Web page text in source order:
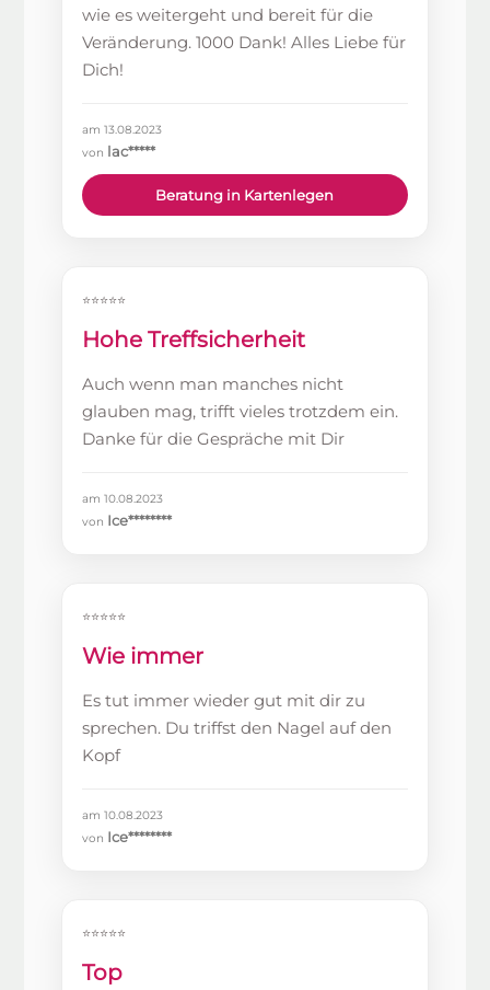
wie es weitergeht und bereit für die
Veränderung. 1000 Dank! Alles Liebe für
Dich!
am 13.08.2023
von lac*****
Beratung in Kartenlegen
⭐⭐⭐⭐⭐
Hohe Treffsicherheit
Auch wenn man manches nicht
glauben mag, trifft vieles trotzdem ein.
Danke für die Gespräche mit Dir
am 10.08.2023
von Ice********
⭐⭐⭐⭐⭐
Wie immer
Es tut immer wieder gut mit dir zu
sprechen. Du triffst den Nagel auf den
Kopf
am 10.08.2023
von Ice********
⭐⭐⭐⭐⭐
Top